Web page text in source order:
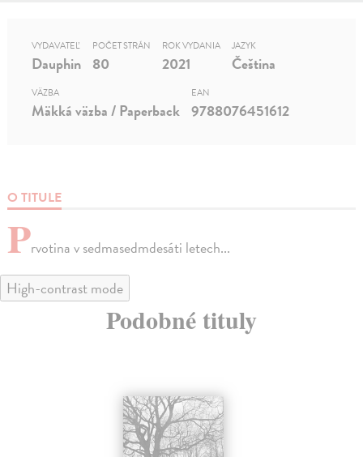
O TITULE
Prvotina v sedmasedmdesáti letech...
VYDAVATEĽ
Dauphin
POČET STRÁN
80
ROK VYDANIA
2021
JAZYK
Čeština
VÄZBA
Mäkká väzba / Paperback
EAN
9788076451612
High-contrast mode
Podobné tituly